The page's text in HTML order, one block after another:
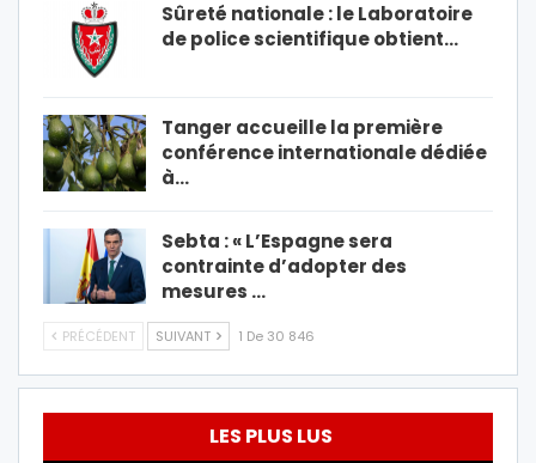
Sûreté nationale : le Laboratoire
de police scientifique obtient…
Tanger accueille la première
conférence internationale dédiée
à…
Sebta : « L’Espagne sera
contrainte d’adopter des
mesures …
PRÉCÉDENT SUIVANT 1 De 30 846
LES PLUS LUS